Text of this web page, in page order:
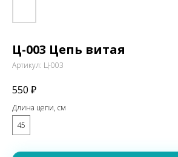
Ц-003 Цепь витая
Артикул: Ц-003
550 ₽
Длина цепи, см
45